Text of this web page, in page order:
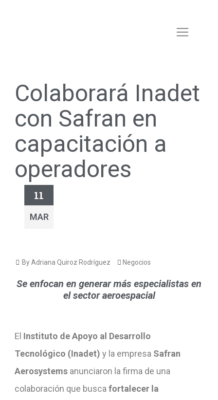
Colaborará Inadet
con Safran en
capacitación a
operadores
11
MAR
By Adriana Quiroz Rodríguez Negocios
Se enfocan en generar más especialistas en
el sector aeroespacial
El Instituto de Apoyo al Desarrollo
Tecnológico (Inadet) y la empresa Safran
Aerosystems anunciaron la firma de una
colaboración que busca fortalecer la